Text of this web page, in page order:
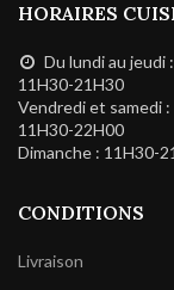
HORAIRES
Du lundi au jeudi :
11H30-21H30
Vendredi et samedi :
11H30-22H00
Dimanche : 11H30-
CONDITIONS
Livraison